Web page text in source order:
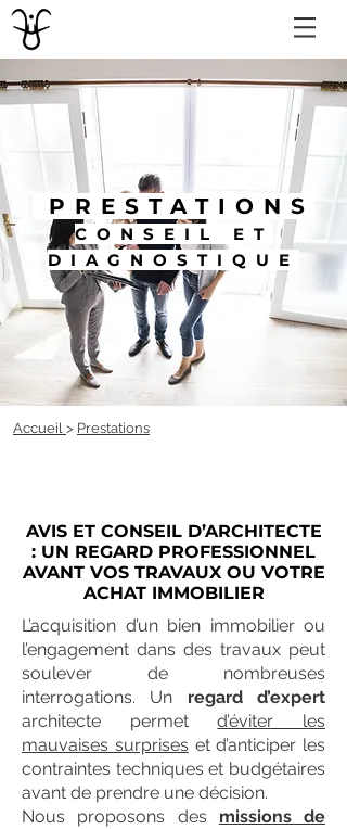
PRESTATIONS
CONSEIL ET
DIAGNOSTIQUE
Accueil > Prestations
AVIS ET CONSEIL D’ARCHITECTE
: UN REGARD PROFESSIONNEL
AVANT VOS TRAVAUX OU VOTRE
ACHAT IMMOBILIER
L’acquisition d’un bien immobilier ou
l’engagement dans des travaux peut
soulever de nombreuses
interrogations. Un regard d’expert
architecte permetd’éviter les
mauvaises surprises et d’anticiper les
contraintes techniques et budgétaires
avant de prendre une décision.
Nous proposons des missions de